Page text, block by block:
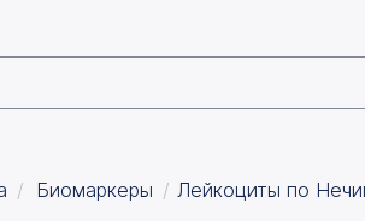
Биомаркеры Лейкоциты по